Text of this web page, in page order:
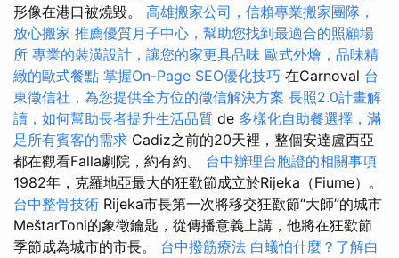
形像在港口被燒毀。 高雄搬家公司，信賴專業搬家團隊，
放心搬家 推薦優質月子中心，幫助您找到最適合的照顧場
所 專業的裝潢設計，讓您的家更具品味 歐式外燴，品味精
緻的歐式餐點 掌握On-Page SEO優化技巧 在Carnoval 台
東徵信社，為您提供全方位的徵信解決方案 長照2.0計畫解
讀，如何幫助長者提升生活品質 de 多樣化自助餐選擇，滿
足所有賓客的需求 Cadiz之前的20天裡，整個安達盧西亞
都在觀看Falla劇院，約有約。 台中辦理台胞證的相關事項
1982年，克羅地亞最大的狂歡節成立於Rijeka（Fiume）。
台中整骨技術 Rijeka市長第一次將移交狂歡節“大師”的城市
MeštarToni的象徵鑰匙，從傳播意義上講，他將在狂歡節
季節成為城市的市長。 台中撥筋療法 白蟻怕什麼？了解白